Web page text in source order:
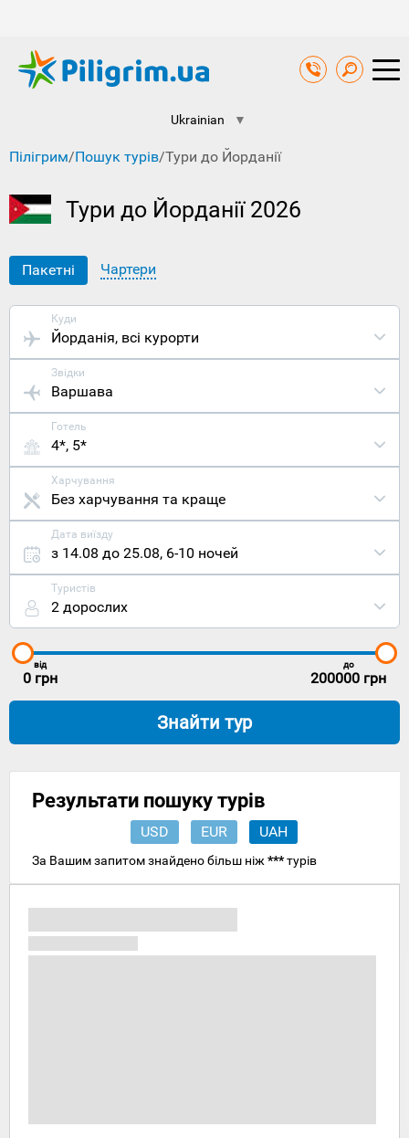
Ukrainian ▼
Пілігрим/Пошук турів/Тури до Йорданії
Тури до Йорданії 2026
Пакетні Чартери
Куди
Йорданія, всі курорти
Звідки
Варшава
Готель
4*, 5*
Харчування
Без харчування та краще
Дата виїзду
з 14.08 до 25.08, 6-10 ночей
Туристів
2 дорослих
від
0 грн
до
200000 грн
Знайти тур
Результати пошуку турів
USD EUR UAH
За Вашим запитом знайдено більш ніж ***турів